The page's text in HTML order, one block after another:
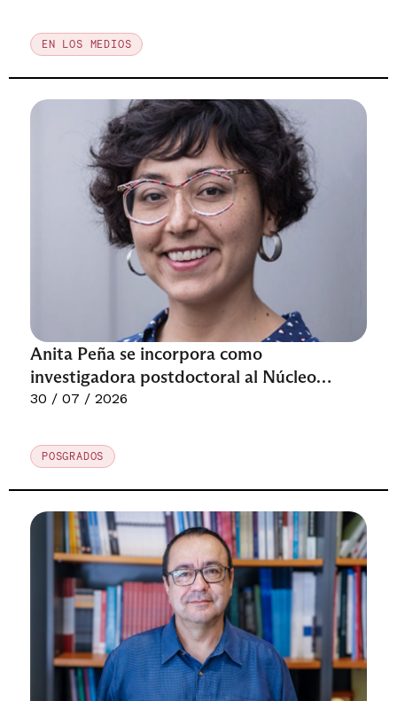
EN LOS MEDIOS
Anita Peña se incorpora como
investigadora postdoctoral al Núcleo
Milenio MICARE
30 / 07 / 2026
POSGRADOS